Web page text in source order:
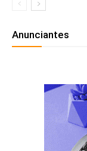
Anunciantes